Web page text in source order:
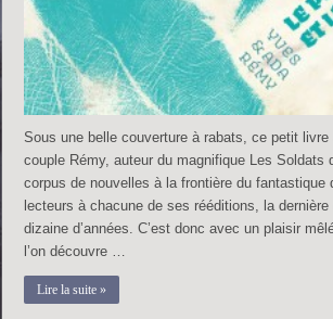
Sous une belle couverture à rabats, ce petit livre
couple Rémy, auteur du magnifique Les Soldats
corpus de nouvelles à la frontière du fantastique
lecteurs à chacune de ses rééditions, la dernière
dizaine d’années. C’est donc avec un plaisir
l’on découvre …
Lire la suite »